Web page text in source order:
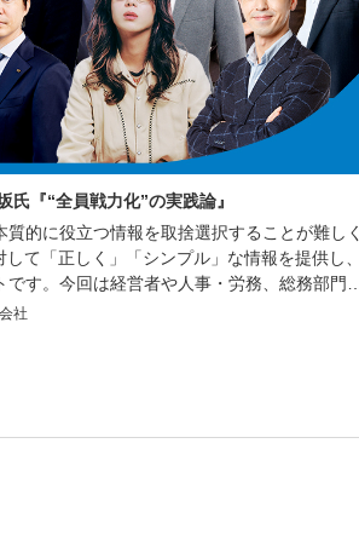
氏『“全員戦力化”の実践論』
的に役立つ情報を取捨選択することが難しく
て「正しく」「シンプル」な情報を提供し、
す。今回は経営者や人事・労務、総務部門で
がる講演をはじめ、様々な非効率を解消する
社